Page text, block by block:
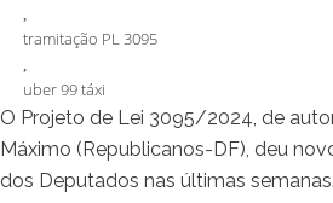
tramitação PL 3095
uber 99 táxi
O Projeto de Lei 3095/2024, de
Máximo (Republicanos-DF), deu
dos Deputados nas últimas